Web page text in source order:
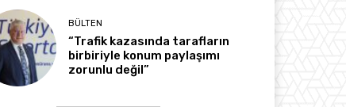
BÜLTEN
“Trafik kazasında tarafların
birbiriyle konum paylaşımı
zorunlu değil”